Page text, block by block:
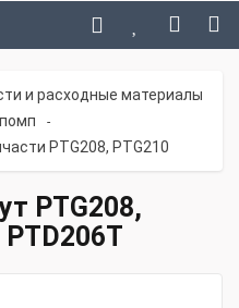
и расходные материалы
-
PTG208, PTG210
PTG208,
PTD206T